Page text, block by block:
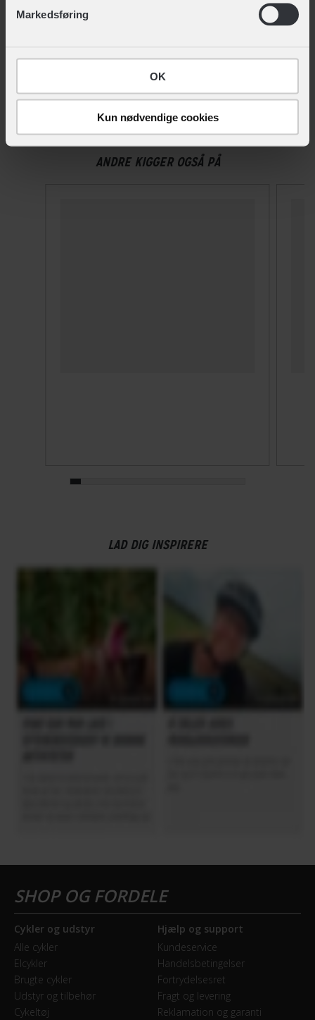
Markedsføring
OK
Kun nødvendige cookies
ANDRE KIGGER OGSÅ PÅ
LAD DIG INSPIRERE
Cykler og udstyr
Alle cykler
Elcykler
Brugte cykler
Udstyr og tilbehør
Cykeltøj
Hjælp og support
Kundeservice
Handelsbetingelser
Fortrydelsesret
Fragt og levering
Reklamation og garanti